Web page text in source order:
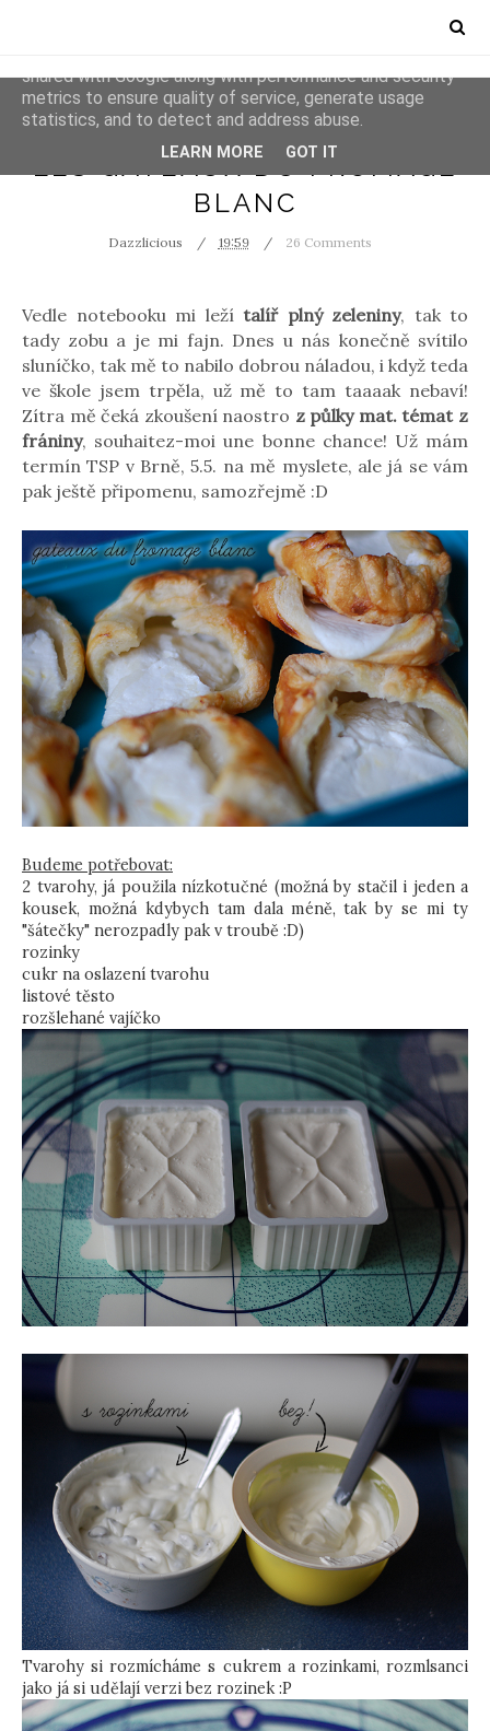
RECIPES
LES GATEAUX DU FROMAGE
BLANC
Dazzlicious 19:59 26 Comments
Vedle notebooku mi ležítalíř plný zeleniny, tak to
tady zobu a je mi fajn. Dnes u nás konečně svítilo
sluníčko, tak mě to nabilo dobrou náladou, i když teda
ve škole jsem trpěla, už mě to tam taaaak nebaví!
Zítra mě čeká zkoušení naostro z půlky mat. témat z
frániny, souhaitez-moi une bonne chance! Už mám
termín TSP v Brně, 5.5. na mě myslete, ale já se vám
pak ještě připomenu, samozřejmě :D
Budeme potřebovat:
2 tvarohy, já použila nízkotučné (možná by stačil i jeden a
kousek, možná kdybych tam dala méně, tak by se mi ty
"šátečky" nerozpadly pak v troubě :D)
rozinky
cukr na oslazení tvarohu
listové těsto
rozšlehané vajíčko
Tvarohy si rozmícháme s cukrem a rozinkami, rozmlsanci
jako já si udělají verzi bez rozinek :P
This site uses cookies from Google to deliver its services
shared with Google along with performance and security
metrics to ensure quality of service, generate usage
statistics, and to detect and address abuse.
LEARN MORE GOT IT